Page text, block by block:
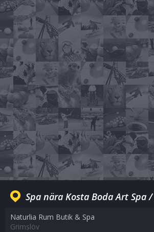
Spa nära Kosta Boda Art Spa
Naturlia Rum Butik & Spa
Grimslöv